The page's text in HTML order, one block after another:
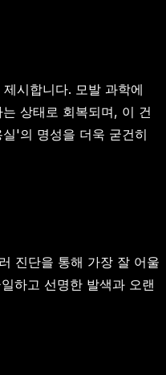
시합니다. 모발 과학에
상태로 회복되며, 이 건
'의 명성을 더욱 굳건히
진단을 통해 가장 잘 어울
하고 선명한 발색과 오랜